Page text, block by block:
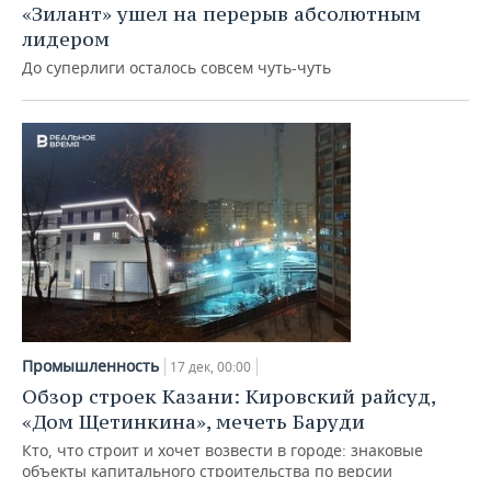
«Зилант» ушел на перерыв абсолютным
лидером
До суперлиги осталось совсем чуть-чуть
Промышленность 17 дек, 00:00
Обзор строек Казани: Кировский райсуд,
«Дом Щетинкина», мечеть Баруди
Кто, что строит и хочет возвести в городе: знаковые
объекты капитального строительства по версии